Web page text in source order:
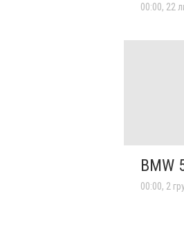
00:00, 22
BMW
00:00, 2